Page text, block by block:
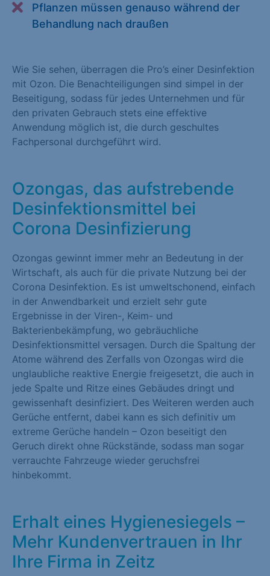
Pflanzen müssen genauso während der
Behandlung nach draußen
Wie Sie sehen, überragen die Pro’s einer Desinfektion
mit Ozon. Die Benachteiligungen sind simpel in der
Beseitigung, sodass für jedes Unternehmen und für
den privaten Gebrauch stets eine effektive
Anwendung möglich ist, die durch geschultes
Fachpersonal durchgeführt wird.
Ozongas, das aufstrebende
Desinfektionsmittel bei
Corona Desinfizierung
Ozongas gewinnt immer mehr an Bedeutung in der
Wirtschaft, als auch für die private Nutzung bei der
Corona Desinfektion. Es ist umweltschonend, einfach
in der Anwendbarkeit und erzielt sehr gute
Ergebnisse in der Viren-, Keim- und
Bakterienbekämpfung, wo gebräuchliche
Desinfektionsmittel versagen. Durch die Spaltung der
Atome während des Zerfalls von Ozongas wird die
unglaubliche reaktive Energie freigesetzt, die auch in
jede Spalte und Ritze eines Gebäudes dringt und
gewissenhaft desinfiziert. Des Weiteren werden auch
Gerüche entfernt, dabei kann es sich definitiv um
extreme Gerüche handeln – Ozon beseitigt den
Geruch direkt ohne Rückstände, sodass man sogar
verrauchte Fahrzeuge wieder geruchsfrei
hinbekommt.
Erhalt eines Hygienesiegels –
Mehr Kundenvertrauen in Ihr
Ihre Firma in Zeitz
Alle akzeptieren Speichern
Essenziell (1)
Essenzielle Cookies ermöglichen grundlegende Funktionen und
sind für die einwandfreie Funktion der Website erforderlich.
Cookie-Informationen anzeigen
Informationen helfen uns zu verstehen, wie unsere Besucher
unsere Website nutzen. Statistik Cookies erfassen Informationen
anonym. Diese Informationen helfen uns zu verstehen, wie
unsere Besucher unsere Website nutzen.
Cookie-Informationen anzeigen
Marketing (1)
Marketing-Cookies werden von Drittanbietern oder Publishern
verwendet, um personalisierte Werbung anzuzeigen. Sie tun
dies, indem sie Besucher über Websites hinweg verfolgen.
Cookie-Informationen anzeigen
Externe Medien (1)
Inhalte von Videoplattformen und Social-Media-Plattformen
werden standardmäßig blockiert. Wenn Cookies von externen
Medien akzeptiert werden, bedarf der Zugriff auf diese Inhalte
keiner manuellen Einwilligung mehr.